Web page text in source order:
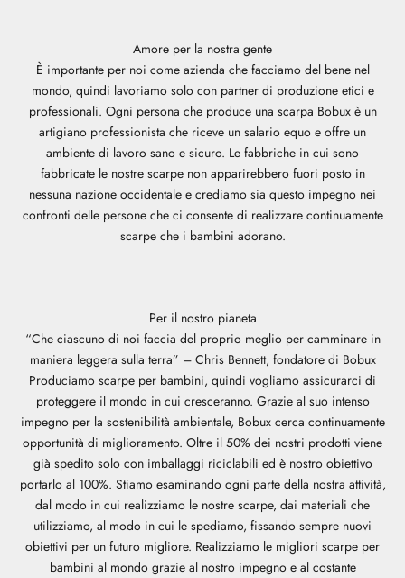
Amore per la nostra gente
È importante per noi come azienda che facciamo del bene nel
mondo, quindi lavoriamo solo con partner di produzione etici e
professionali. Ogni persona che produce una scarpa Bobux è un
artigiano professionista che riceve un salario equo e offre un
ambiente di lavoro sano e sicuro. Le fabbriche in cui sono
fabbricate le nostre scarpe non apparirebbero fuori posto in
nessuna nazione occidentale e crediamo sia questo impegno nei
confronti delle persone che ci consente di realizzare continuamente
scarpe che i bambini adorano.
Per il nostro pianeta
“Che ciascuno di noi faccia del proprio meglio per camminare in
maniera leggera sulla terra” – Chris Bennett, fondatore di Bobux
Produciamo scarpe per bambini, quindi vogliamo assicurarci di
proteggere il mondo in cui cresceranno. Grazie al suo intenso
impegno per la sostenibilità ambientale, Bobux cerca continuamente
opportunità di miglioramento. Oltre il 50% dei nostri prodotti viene
già spedito solo con imballaggi riciclabili ed è nostro obiettivo
portarlo al 100%. Stiamo esaminando ogni parte della nostra attività,
dal modo in cui realizziamo le nostre scarpe, dai materiali che
utilizziamo, al modo in cui le spediamo, fissando sempre nuovi
obiettivi per un futuro migliore. Realizziamo le migliori scarpe per
bambini al mondo grazie al nostro impegno e al costante